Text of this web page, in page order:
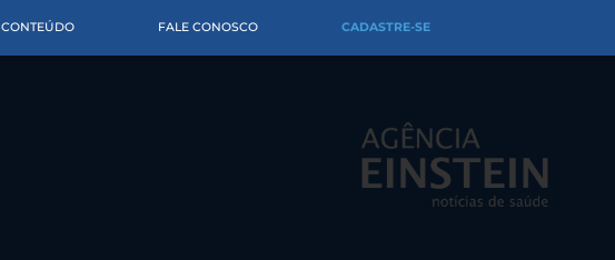
CONTEÚDO FALE CONOSCO CADASTRE-SE